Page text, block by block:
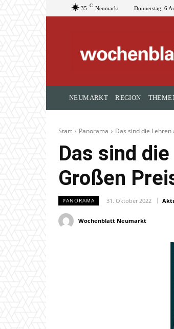
35 C Neumarkt Donnerstag, 6
NEUMARKT REGION
Start Panorama Das sind die
Das sind
Großen
PANORAMA 31. Oktober 2022
Wochenblatt Neumarkt